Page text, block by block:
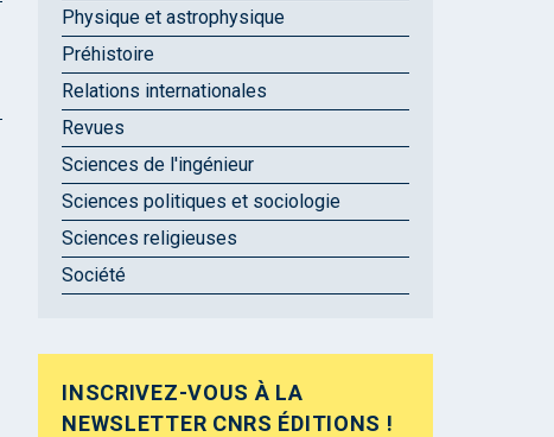
Physique et astrophysique
Préhistoire
Relations internationales
Revues
Sciences de l'ingénieur
Sciences politiques et sociologie
Sciences religieuses
Société
INSCRIVEZ-VOUS À LA
NEWSLETTER CNRS ÉDITIONS !